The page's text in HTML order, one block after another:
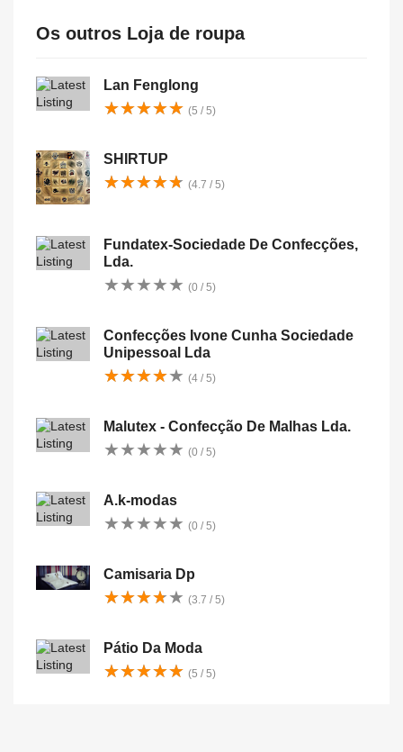
Os outros Loja de roupa
Lan Fenglong
★★★★★
★★★★★ (5 / 5)
SHIRTUP
★★★★★
★★★★★ (4.7 / 5)
Fundatex-Sociedade De Confecções,
Lda.
★★★★★
★★★★★ (0 / 5)
Confecções Ivone Cunha Sociedade
Unipessoal Lda
★★★★★
★★★★★ (4 / 5)
Malutex - Confecção De Malhas Lda.
★★★★★
★★★★★ (0 / 5)
A.k-modas
★★★★★
★★★★★ (0 / 5)
Camisaria Dp
★★★★★
★★★★★ (3.7 / 5)
Pátio Da Moda
★★★★★
★★★★★ (5 / 5)